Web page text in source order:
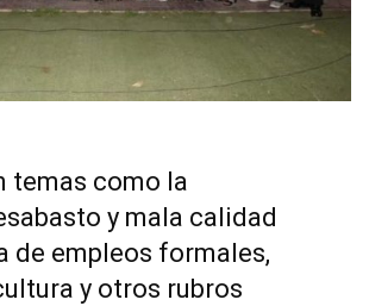
temas como la
y mala calidad
de empleos formales,
y otros rubros